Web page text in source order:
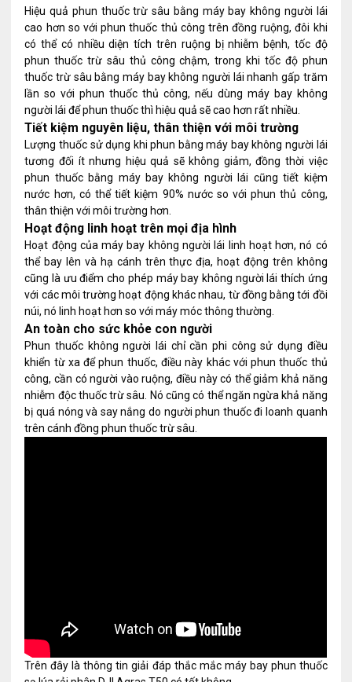
Hiệu quả phun thuốc trừ sâu bằng máy bay không người lái
cao hơn so với phun thuốc thủ công trên đồng ruộng, đôi khi
có thể có nhiều diện tích trên ruộng bị nhiễm bệnh, tốc độ
phun thuốc trừ sâu thủ công chậm, trong khi tốc độ phun
thuốc trừ sâu bằng máy bay không người lái nhanh gấp trăm
lần so với phun thuốc thủ công, nếu dùng máy bay không
người lái để phun thuốc thì hiệu quả sẽ cao hơn rất nhiều.
Tiết kiệm nguyên liệu, thân thiện với môi trường
Lượng thuốc sử dụng khi phun bằng máy bay không người lái
tương đối ít nhưng hiệu quả sẽ không giảm, đồng thời việc
phun thuốc bằng máy bay không người lái cũng tiết kiệm
nước hơn, có thể tiết kiệm 90% nước so với phun thủ công,
thân thiện với môi trường hơn.
Hoạt động linh hoạt trên mọi địa hình
Hoạt động của máy bay không người lái linh hoạt hơn, nó có
thể bay lên và hạ cánh trên thực địa, hoạt động trên không
cũng là ưu điểm cho phép máy bay không người lái thích ứng
với các môi trường hoạt động khác nhau, từ đồng bằng tới đồi
núi, nó linh hoạt hơn so với máy móc thông thường.
An toàn cho sức khỏe con người
Phun thuốc không người lái chỉ cần phi công sử dụng điều
khiển từ xa để phun thuốc, điều này khác với phun thuốc thủ
công, cần có người vào ruộng, điều này có thể giảm khả năng
nhiễm độc thuốc trừ sâu. Nó cũng có thể ngăn ngừa khả năng
bị quá nóng và say nắng do người phun thuốc đi loanh quanh
trên cánh đồng phun thuốc trừ sâu.
Trên đây là thông tin giải đáp thắc mắc máy bay phun thuốc